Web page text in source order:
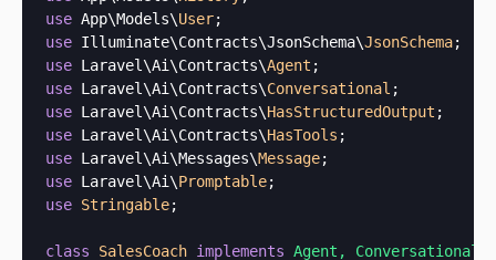
use App\Models\User
use Illuminate\Contracts\JsonSchema\JsonSchema
use Laravel\Ai\Contracts\Agent
use Laravel\Ai\Contracts\Conversational
use Laravel\Ai\Contracts\HasStructuredOutput
use Laravel\Ai\Contracts\HasTools
use Laravel\Ai\Messages\Message
use Laravel\Ai\Promptable
use Stringable;
class SalesCoach implements